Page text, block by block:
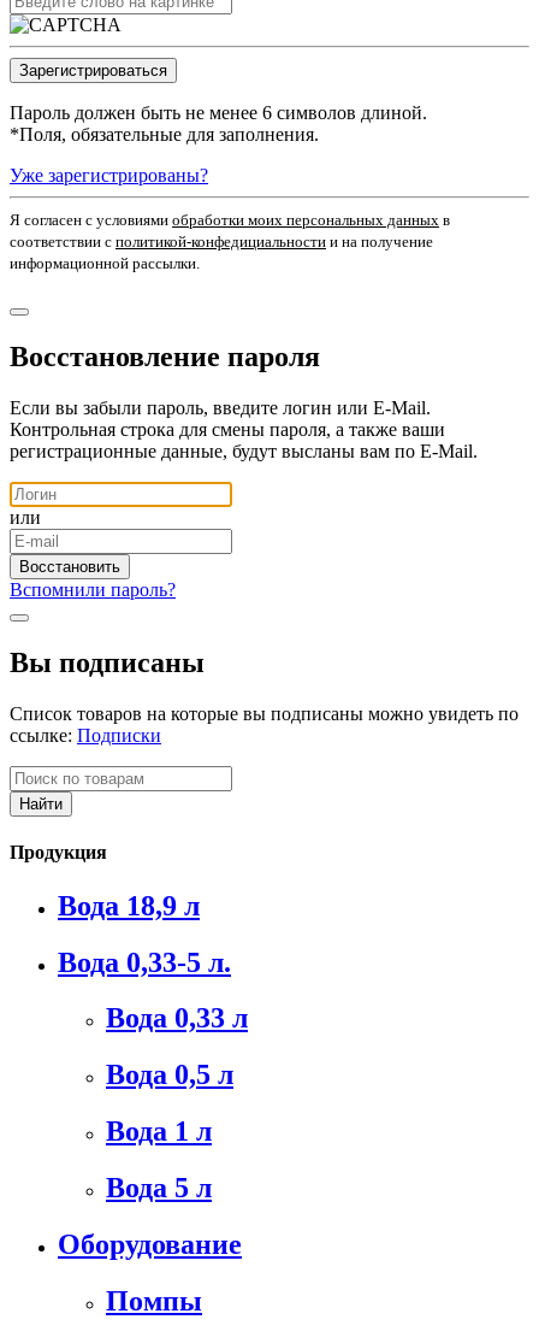
Пароль должен быть не менее 6 символов длиной.
*Поля, обязательные для заполнения.
Уже зарегистрированы?
Я согласен c условиями обработки моих персональных данных в
соответствии с политикой-конфедициальности и на получение
информационной рассылки.
Восстановление пароля
Если вы забыли пароль, введите логин или E-Mail.
Контрольная строка для смены пароля, а также ваши
регистрационные данные, будут высланы вам по E-Mail.
или
Вспомнили пароль?
Вы подписаны
Список товаров на которые вы подписаны можно увидеть по
ссылке: Подписки
Продукция
Вода 18,9 л
Вода 0,33-5 л.
Вода 0,33 л
Вода 0,5 л
Вода 1 л
Вода 5 л
Оборудование
Помпы